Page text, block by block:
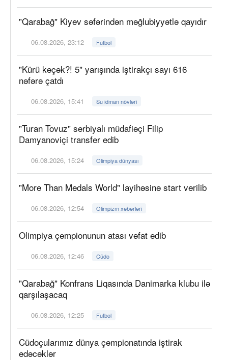
"Qarabağ" Kiyev səfərindən məğlubiyyətlə qayıdır
06.08.2026, 23:12 Futbol
"Kürü keçək?! 5" yarışında iştirakçı sayı 616
nəfərə çatdı
06.08.2026, 15:41 Su idman növləri
"Turan Tovuz" serbiyalı müdafiəçi Filip
Damyanoviçi transfer edib
06.08.2026, 15:24 Olimpiya dünyası
"More Than Medals World" layihəsinə start verilib
06.08.2026, 12:54 Olimpizm xəbərləri
Olimpiya çempionunun atası vəfat edib
06.08.2026, 12:46 Cüdo
"Qarabağ" Konfrans Liqasında Danimarka klubu ilə
qarşılaşacaq
06.08.2026, 12:25 Futbol
Cüdoçularımız dünya çempionatında iştirak
edəcəklər